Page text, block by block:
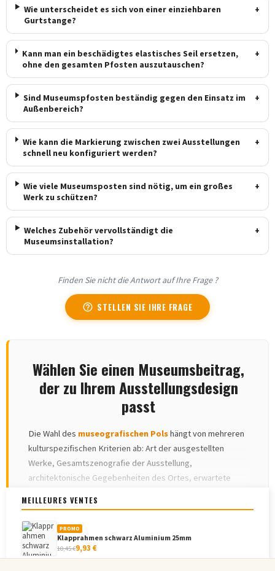
Wie unterscheidet es sich von einer einziehbaren
Gurtstange?
+
Kann man ein beschädigtes elastisches Seil ersetzen,
ohne den gesamten Pfosten auszutauschen?
+
Sind Museumspfosten beständig gegen den Einsatz im
Außenbereich?
+
Wie kann die Markierung zwischen zwei Ausstellungen
schnell neu konfiguriert werden?
+
Wie viele Museumsposten sind nötig, um ein großes
Werk zu schützen?
+
Welches Zubehör vervollständigt die
Museumsinstallation?
+
Finden Sie nicht die Antwort auf Ihre Frage ?
help_outline STELLEN SIE IHRE FRAGE
Wählen Sie einen Museumsbeitrag,
der zu Ihrem Ausstellungsdesign
passt
Die Wahl des museografischen Polshängt von mehreren
kulturspezifischen Kriterien ab: Art der ausgestellten
Werke, Gesamtszenografie der Ausstellung,
architektonische Gegebenheiten des Ortes, erwartete
gut gestaltete Markierung wird für den Besucher
unsichtbar und erfüllt gleichzeitig perfekt ihre
Schutzfunktion.
FürMuseen für schöne Künste und traditionelle
MEILLEURES VENTES
PROMO
Klapprahmen schwarz Aluminium 25mm
10,45 €9,93 €